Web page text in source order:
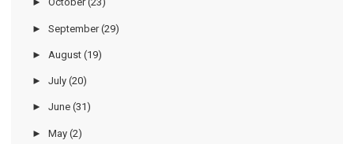
► September (29)
► August (19)
► July (20)
► June (31)
► May (2)